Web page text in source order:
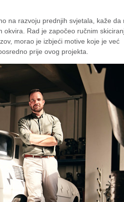
na razvoju prednjih svjetala, kaže da
Rad je započeo ručnim
morao je izbjeći motive koje je već
prije ovog projekta.